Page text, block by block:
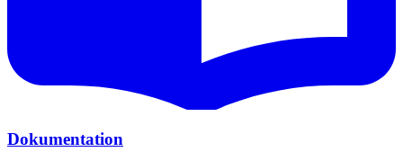
Dokumentation